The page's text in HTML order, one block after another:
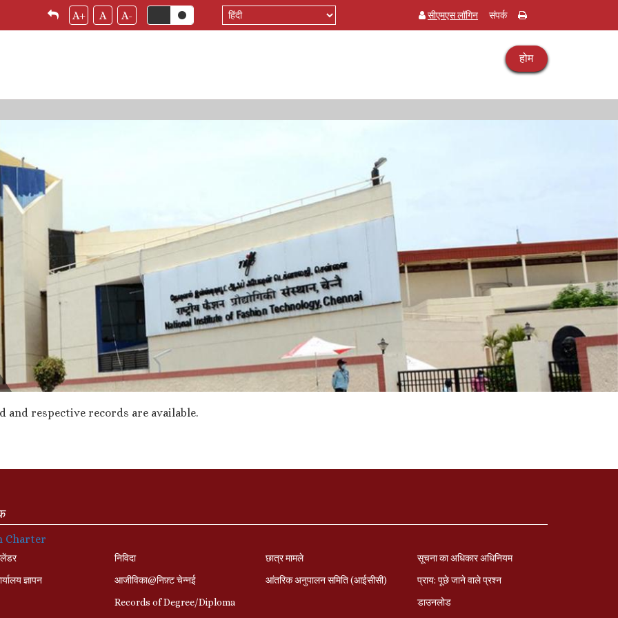
A+ A A-
Select
your
सीएमएस लॉगिन संपर्क
होम
and respective records are available.
Charter
ज्ञापन
निविदा
आजीविका@निफ़्ट चेन्नई
Records of Degree/Diploma
छात्र मामले
आंतरिक अनुपालन समिति (आईसीसी)
सूचना का अधिकार अधिनियम
प्राय: पूछे जाने वाले प्रश्‍न
डाउनलोड